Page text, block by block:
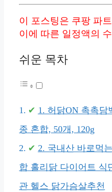
이 포스팅은 쿠팡 파
이에 따른 일정액의
쉬운 목차
1. 허닭ON 촉촉담
종 혼합, 50개, 120g
2. 국내산 바로먹
합 홀리닭 다이어트 식
관 헬스 닭가슴살추천